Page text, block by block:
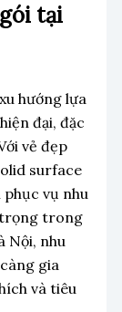
tại
hướng lựa
đại, đặc
vẻ đẹp
surface
vụ nhu
trọng trong
Nội, nhu
gia
và tiêu